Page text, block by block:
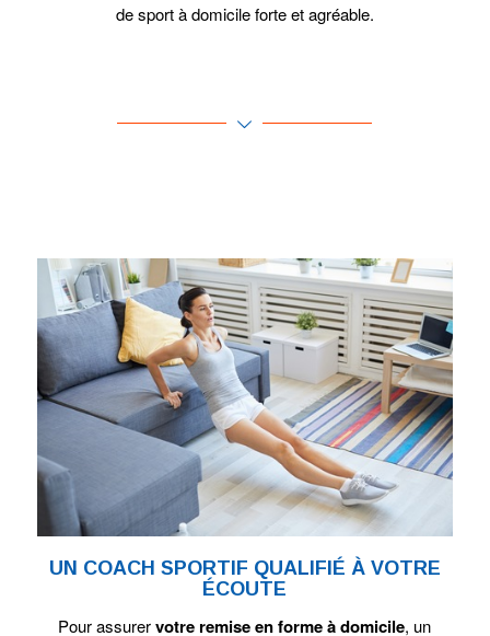
de sport à domicile forte et agréable.
UN COACH SPORTIF QUALIFIÉ À VOTRE
ÉCOUTE
Pour assurervotre remise en forme à domicile, un